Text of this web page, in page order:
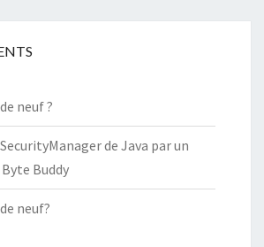
neuf ?
de Java par un
Buddy
neuf?